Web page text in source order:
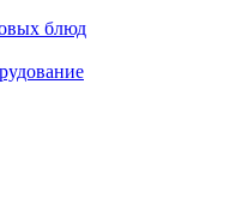
блюд